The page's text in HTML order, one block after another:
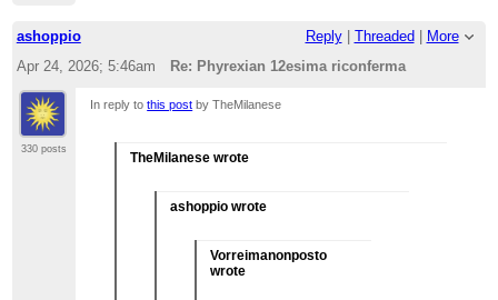
ashoppio Reply| Threaded
More
Apr 24, 2026; 5:46am
Re: Phyrexian 12esima riconferma
330 posts
In reply tothis post by TheMilanese
TheMilanese wrote
ashoppio wrote
Vorreimanonposto
wrote